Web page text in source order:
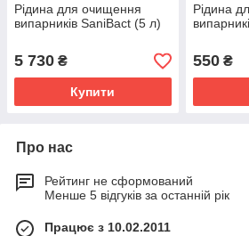
Рідина для очищення
випарників SaniBact (5 л)
5 730 ₴
Купити
Рідина
550₴
Про нас
Рейтинг не сформований
Менше 5 відгуків за останній рік
Працює з 10.02.2011